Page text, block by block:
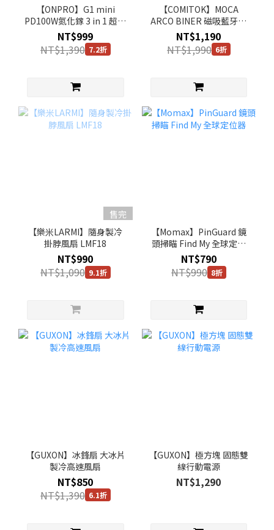
【ONPRO】G1 mini
PD100W氮化鎵 3 in 1 超急
速快充
NT$999
NT$1,390 7.2折
【COMITOK】MOCA
ARCO BINER 磁吸藍牙手
機助拍器
NT$1,190
NT$1,990 6折
售完
【樂米LARMI】隨身製冷
掛脖風扇 LMF18
NT$990
NT$1,090 9.1折
【Momax】PinGuard 鏡
頭掃瞄 Find My 全球定位
器
NT$790
NT$990 8折
【GUXON】冰鋒扇 大冰片
製冷高速風扇
NT$850
NT$1,390 6.1折
【GUXON】極方塊 固態雙
線行動電源
NT$1,290